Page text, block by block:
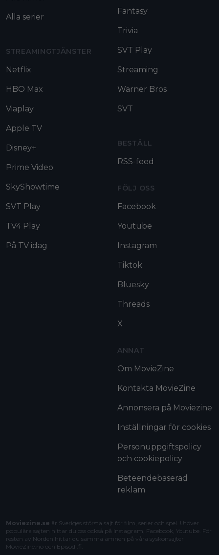
Alla serier
STREAMINGTJÄNSTER
Netflix
HBO Max
Viaplay
Apple TV
Disney+
Prime Video
SkyShowtime
SVT Play
TV4 Play
På TV idag
Fantasy
Trivia
SVT Play
Streaming
Warner Bros
SVT
BESTÄLL
RSS-feed
FÖLJ OSS
Facebook
Youtube
Instagram
Tiktok
Bluesky
Threads
X
ANNAT
Om MovieZine
Kontakta MovieZine
Annonsera på Moviezine
Inställningar för cookies
Personuppgiftspolicy
och cookiepolicy
Beteendebaserad
reklam
Moviezine.se är Sveriges största sajt för film, serier och spel. Utöver
populära sajten hittar du oss också på Instagram, Facebook, Youtube. För
resten av Norden hittar du samma ämnen på våra syskonsajter
MovieZine.no och Episodi.fi